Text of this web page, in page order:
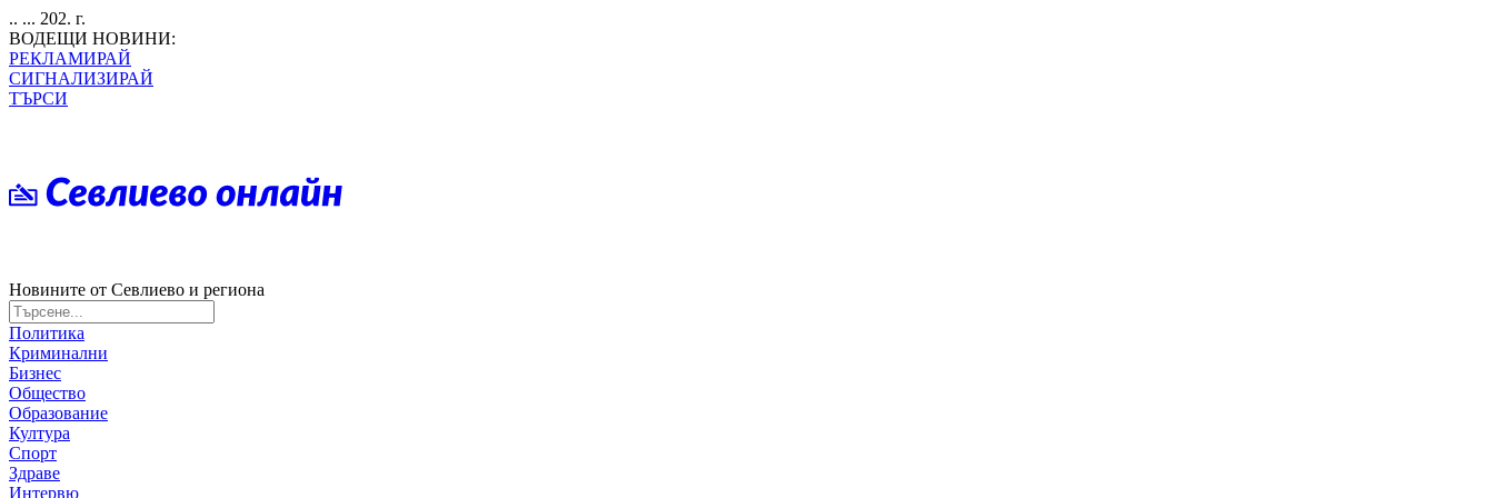
.. ... 202. г.
ВОДЕЩИ НОВИНИ:
РЕКЛАМИРАЙ
СИГНАЛИЗИРАЙ
ТЪРСИ
Новините от Севлиево и региона
Политика
Криминални
Бизнес
Общество
Образование
Култура
Спорт
Здраве
Интервю